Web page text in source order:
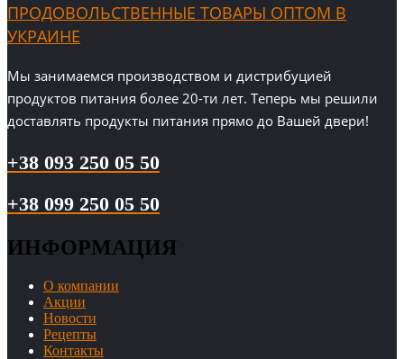
ПРОДОВОЛЬСТВЕННЫЕ ТОВАРЫ ОПТОМ В
УКРАИНЕ
Мы занимаемся производством и дистрибуцией
продуктов питания более 20-ти лет. Теперь мы решили
доставлять продукты питания прямо до Вашей двери!
+38 093 250 05 50
+38 099 250 05 50
ИНФОРМАЦИЯ
О компании
Акции
Новости
Рецепты
Контакты